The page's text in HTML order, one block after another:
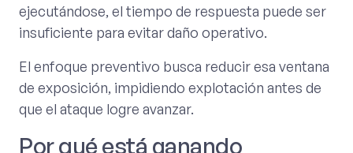
ejecutándose, el tiempo de respuesta puede ser
insuficiente para evitar daño operativo.
El enfoque preventivo busca reducir esa ventana
de exposición, impidiendo explotación antes de
que el ataque logre avanzar.
Por qué está ganando